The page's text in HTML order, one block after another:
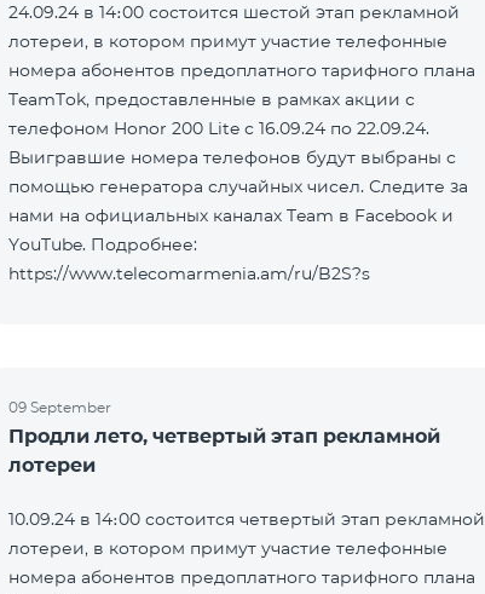
24.09.24 в 14։00 состоится шестой этап рекламной
лотереи, в котором примут участие телефонные
номера абонентов предоплатного тарифного плана
TeamTok, предоставленные в рамках акции с
телефоном Honor 200 Lite с 16.09.24 по 22.09.24.
Выигравшие номера телефонов будут выбраны с
помощью генератора случайных чисел. Следите за
нами на официальных каналах Team в Facebook и
YouTube. Подробнее:
https://www.telecomarmenia.am/ru/B2S?s
09 September
Продли лето, четвертый этап рекламной
лотереи
10.09.24 в 14։00 состоится четвертый этап рекламной
лотереи, в котором примут участие телефонные
номера абонентов предоплатного тарифного плана